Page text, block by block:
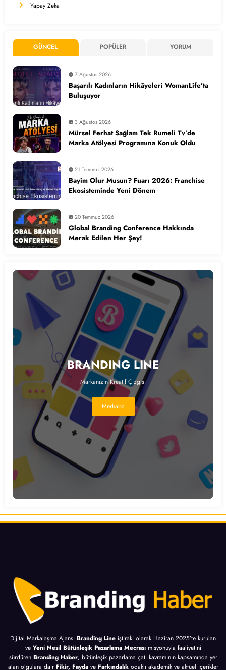
Yapay Zeka
GÜNCEL POPÜLER YORUM
7 Ağustos 2026
Başarılı Kadınların Hikâyeleri WomanLife’ta
Buluşuyor
3 Ağustos 2026
Mürsel Ferhat Sağlam Tek Rumeli Tv’de
Marka Atölyesi Programına Konuk Oldu
21 Temmuz 2026
Bayim Olur Musun? Fuarı 2026: Franchise
Ekosisteminde Yeni Dönem
20 Temmuz 2026
Global Branding Conference Hakkında
Merak Edilen Her Şey!
BRANDING LINE
Markanızın Kreatif Çizgisi
Merhaba
Dijital Markalaşma Ajansı Branding Line iştiraki olarak Haziran 2025’te kurulan
ve Yeni Nesil Bütünleşik Pazarlama Mecrası misyonuyla faaliyetini
sürdüren Branding Haber, bütünleşik pazarlama çatı kavramının kapsamında yer
alan olgulara dair Fikir, Fayda ve Farkındalık odaklı akademik ve aktüel içerikler